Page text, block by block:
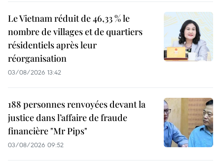
Le Vietnam réduit de 46,33 % le
nombre de villages et de quartiers
résidentiels après leur
réorganisation
03/08/2026 13:42
188 personnes renvoyées devant la
justice dans l’affaire de fraude
financière "Mr Pips"
03/08/2026 09:52